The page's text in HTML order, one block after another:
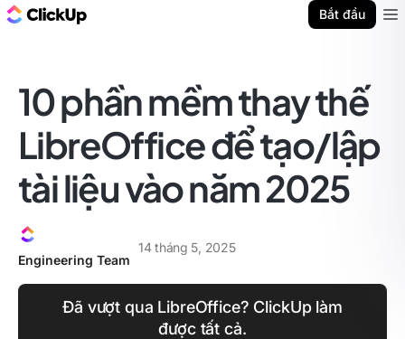
Bắt đầu
10 phần mềm thay thế
LibreOffice để tạo/lập
tài liệu vào năm 2025
Engineering Team
14 tháng 5, 2025
Đã vượt qua LibreOffice? ClickUp làm
được tất cả.